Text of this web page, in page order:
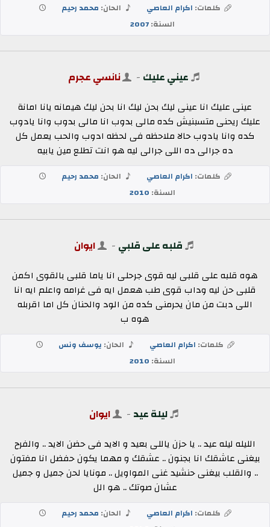
كلمات: اكرام العاصي الحان: محمد رحيم
السنة:2007
عيني عليك - نانسي عجرم
عينى عليك انا عينى ليك بحن ليك انا بحن ليك هيمانه يانا امانة
عليك ريحنى متسبنيش كده مالى بدوب انا مالى بدوب وانا يادوب
كده وانا يادوب حالا ملاحظه فى لحظه ادوب والحب يعمل كل
ده جرالى ده اللى جرالى ليه هو انت تطلع مين يابيه
كلمات: اكرام العاصي الحان: محمد رحيم
السنة: 2010
قلبه على قلبي - ايوان
هوه قلبه على قلبى ليه قوى جرحلى انا ياما قلبى بالقوى اكمن
قلبى حن ليه وداب قوى طب هعمل ايه فى غرامه واعلم ايه انا
اللى دبت من مان يحرمنى كده من الود والحنان كل اما اقربله
هوه ب
كلمات: اكرام العاصي الحان: يوسف ونس
السنة: 2010
ليلة عيد - ايوان
الليله ليله عيد .. يا حزن ياللى بعيد و الايد فى حضن الايد .. والفرح
بيغنى عاشقك انا بجنون .. عشقك و مهما يكون حفضل انا مفتون
.. والقلب بيغنى حنشيد غنى المواويل .. مونايا لحن جميل و جميل
عشان صوتك .. هو الل
كلمات: اكرام العاصي الحان: محمد رحيم